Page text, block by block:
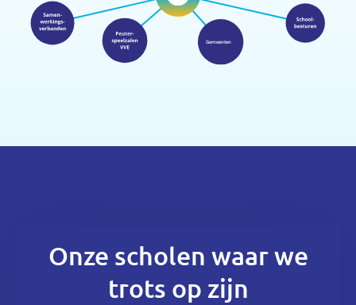
Gemeenten
Onze scholen waar we
trots op zijn